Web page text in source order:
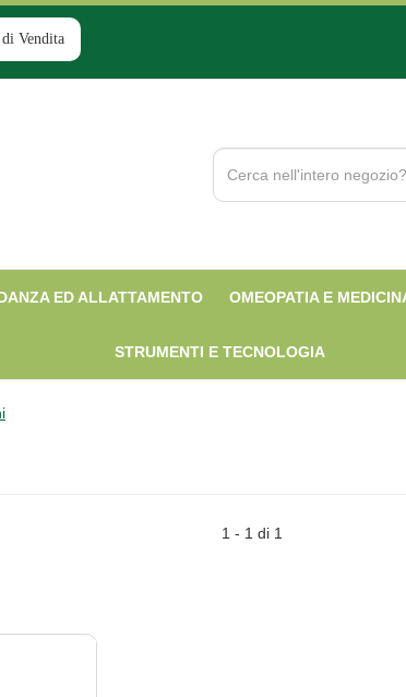
Vendita
Cerca
Prodotto
ED ALLATTAMENTO OMEOPATIA E
STRUMENTI E TECNOLOGIA
1 - 1 di 1